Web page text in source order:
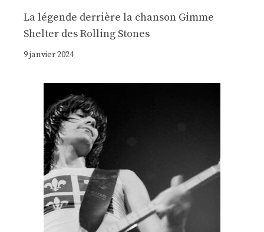
La légende derrière la chanson Gimme
Shelter des Rolling Stones
9 janvier 2024